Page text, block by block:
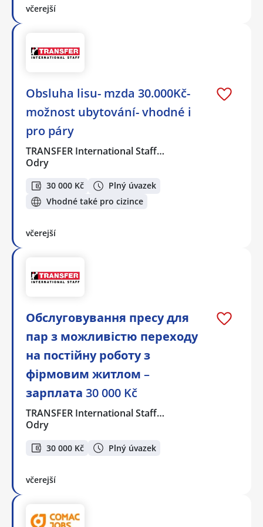
včerejší
Obsluha lisu- mzda 30.000Kč-
možnost ubytování- vhodné i
pro páry
TRANSFER International Staff…
Odry
30 000 Kč
Plný úvazek
Vhodné také pro cizince
včerejší
Обслуговування пресу для
пар з можливістю переходу
на постійну роботу з
фірмовим житлом –
зарплата 30 000 Kč
TRANSFER International Staff…
Odry
30 000 Kč Plný úvazek
včerejší